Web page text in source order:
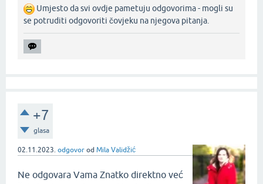
Umjesto da svi ovdje pametuju odgovorima - mogli su
se potruditi odgovoriti čovjeku na njegova pitanja.‌
+7
glasa
02.11.2023. odgovor od Mila Validžić
Ne odgovara Vama Znatko direktno već